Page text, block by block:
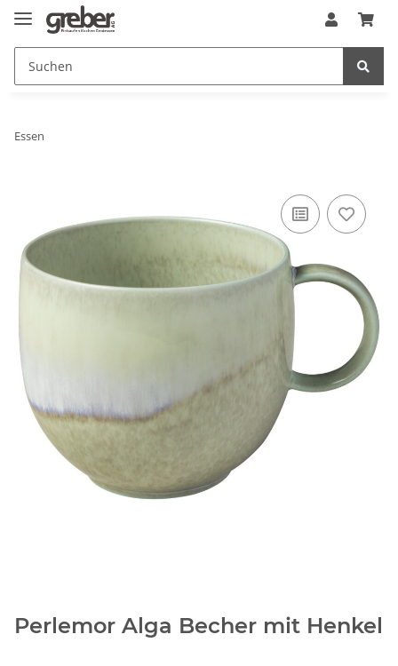
Essen
Perlemor Alga Becher mit Henkel